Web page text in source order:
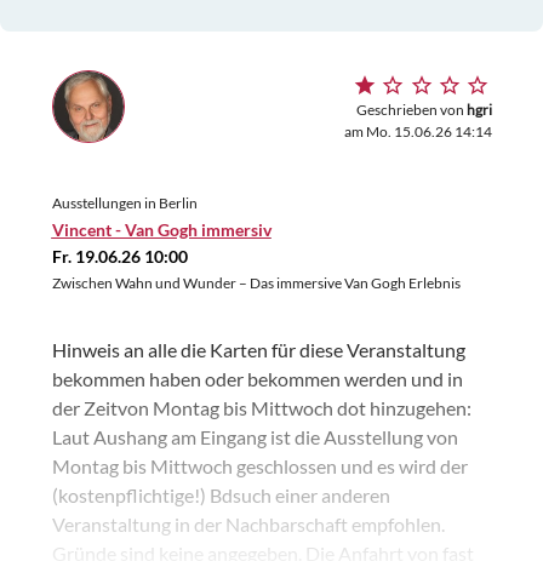
Geschrieben von hgri
am Mo. 15.06.26 14:14
Ausstellungen in Berlin
Vincent - Van Gogh immersiv
Fr. 19.06.26 10:00
Zwischen Wahn und Wunder – Das immersive Van Gogh Erlebnis
Hinweis an alle die Karten für diese Veranstaltung
bekommen haben oder bekommen werden und in
der Zeitvon Montag bis Mittwoch dot hinzugehen:
Laut Aushang am Eingang ist die Ausstellung von
Montag bis Mittwoch geschlossen und es wird der
(kostenpflichtige!) Bdsuch einer anderen
Veranstaltung in der Nachbarschaft empfohlen.
Gründe sind keine angegeben. Die Anfahrt von fast